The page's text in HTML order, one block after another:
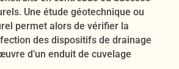
Une étude géotechnique ou
permet alors de vérifier la
des dispositifs de drainage
d’un enduit de cuvelage